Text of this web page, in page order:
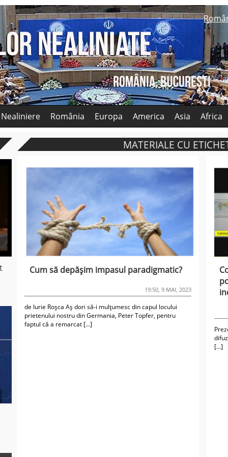
România Europa America Asia Africa
MATERIALE CU
Cum să depășim impasul paradigmatic?
19:50, 9 MAI, 2023
de Iurie Roșca Aș dori să-i mulțumesc din capul locului
prietenului nostru din Germania, Peter Topfer, pentru
faptul că a remarcat […]
[…]